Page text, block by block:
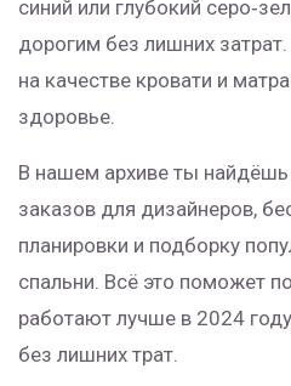
синий или глубокий
дорогим без лишних
на качестве кровати и
здоровье.
В нашем архиве ты найдёшь
заказов для дизайнеров,
планировки и подборку
спальни. Всё это поможет
работают лучше в 2024
без лишних трат.